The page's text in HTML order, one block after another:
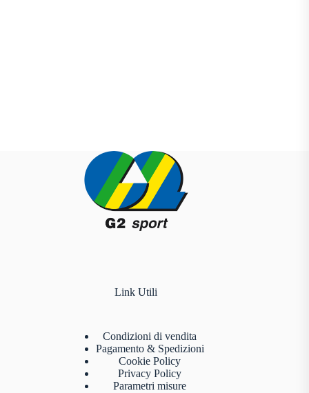
Link Utili
Condizioni di vendita
Pagamento & Spedizioni
Cookie Policy
Privacy Policy
Parametri misure